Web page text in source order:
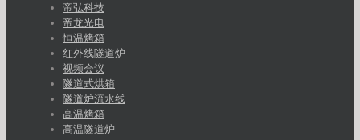
帝弘科技
帝龙光电
恒温烤箱
红外线隧道炉
视频会议
隧道式烘箱
隧道炉流水线
高温烤箱
高温隧道炉